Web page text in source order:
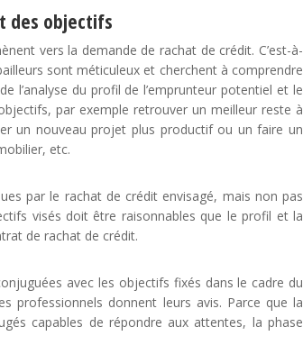
des objectifs
vers la demande de rachat de crédit. C’est-à-
sont méticuleux et cherchent à comprendre
l’analyse du profil de l’emprunteur potentiel et le
par exemple retrouver un meilleur reste à
un nouveau projet plus productif ou un faire un
etc.
par le rachat de crédit envisagé, mais non pas
visés doit être raisonnables que le profil et la
de rachat de crédit.
avec les objectifs fixés dans le cadre du
professionnels donnent leurs avis. Parce que la
capables de répondre aux attentes, la phase